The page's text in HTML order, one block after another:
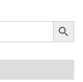
Botón de